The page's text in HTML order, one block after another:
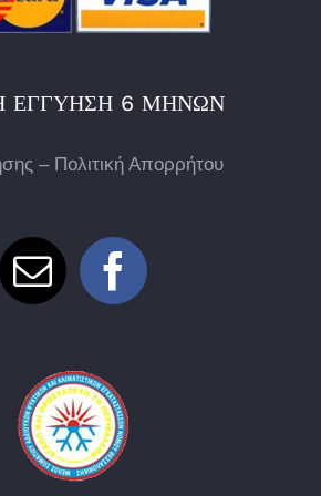
ΕΓΓΎΗΣΗ 6 ΜΗΝΏΝ
– Πολιτική Απορρήτου